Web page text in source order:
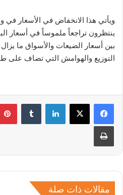
ويأتي هذا الانخفاض في الأسعار في
ينتظرون تراجعاً ملموساً في أسعار
بين أسعار الضيعات والأسواق ما
التوزيع والهوامش التي تضاف على
لينكدإن
طباعة
مقالات ذات صلة